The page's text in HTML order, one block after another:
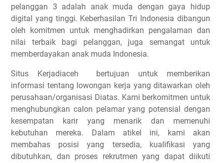
pelanggan 3 adalah anak muda dengan gaya hidup
digital yang tinggi. Keberhasilan Tri Indonesia dibangun
oleh komitmen untuk menghadirkan pengalaman dan
nilai terbaik bagi pelanggan, juga semangat untuk
memberdayakan anak muda Indonesia.
Situs Kerjadiaceh bertujuan untuk memberikan
informasi tentang lowongan kerja yang ditawarkan oleh
perusahaan/organisasi Diatas. Kami berkomitmen untuk
menghubungkan calon pelamar yang potensial dengan
kesempatan karir yang menarik dan memenuhi
kebutuhan mereka. Dalam atikel ini, kami akan
membahas posisi yang tersedia, kualifikasi yang
dibutuhkan, dan proses rekrutmen yang dapat diikuti